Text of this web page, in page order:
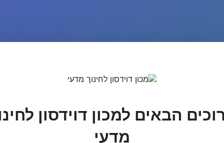
הבאים למכון דוידסון
מדעי